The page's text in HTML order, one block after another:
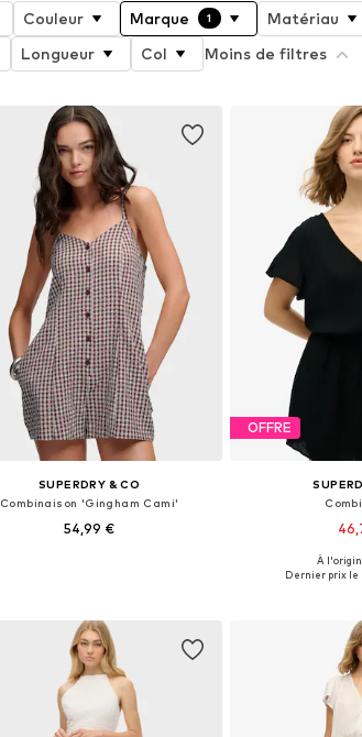
Couleur Marque 1 Matériau
Longueur Col Moins de filtres
SUPERDRY & CO
Combinaison 'Gingham Cami'
54,99 €
OFFRE
Tailles
À
Dernier prix le